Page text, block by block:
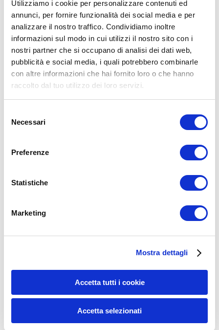
Utilizziamo i cookie per personalizzare contenuti ed
annunci, per fornire funzionalità dei social media e per
analizzare il nostro traffico. Condividiamo inoltre
informazioni sul modo in cui utilizzi il nostro sito con i
nostri partner che si occupano di analisi dei dati web,
pubblicità e social media, i quali potrebbero combinarle
con altre informazioni che hai fornito loro o che hanno
raccolto dal tuo utilizzo dei loro servizi.
delNecessari
Preferenze
Statistiche
Marketing
Mostra dettagli
Accetta tutti i cookie
Accetta selezionati
ALLENATI CON ME!
15WORKOUT
addominali scolpiti(39)
Allenamento aerobico(16)
Allenamento con il TRX(36)
Allenamento Donne(75)